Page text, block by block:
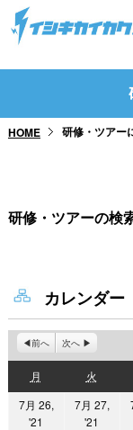
トップページ
研修・ツアーに参
HOME 研修・ツアー
研修・ツアーの検
カレンダー
前へ 次へ
月
曜
日
火
曜
日
7月 26,
'21
7月 27,
'21